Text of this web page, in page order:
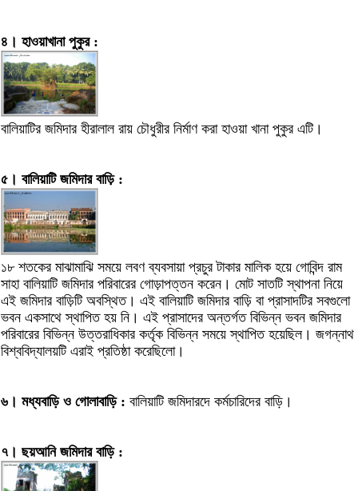
৪। হাওয়াখানা পুকুর :
বালিয়াটির জমিদার হীরালাল রায় চৌধুরীর নির্মাণ করা হাওয়া খানা পুকুর এটি।
৫। বালিয়াটি জমিদার বাড়ি :
১৮ শতকের মাঝামাঝি সময়ে লবণ ব্যবসায়া প্রচুর টাকার মালিক হয়ে গোবিন্দ রাম
সাহা বালিয়াটি জমিদার পরিবারের গোড়াপত্তন করেন। মোট সাতটি স্থাপনা নিয়ে
এই জমিদার বাড়িটি অবস্থিত। এই বালিয়াটি জমিদার বাড়ি বা প্রাসাদটির সবগুলো
ভবন একসাথে স্থাপিত হয় নি। এই প্রাসাদের অন্তর্গত বিভিন্ন ভবন জমিদার
পরিবারের বিভিন্ন উত্তরাধিকার কর্তৃক বিভিন্ন সময়ে স্থাপিত হয়েছিল। জগন্নাথ
বিশ্ববিদ্যালয়টি এরাই প্রতিষ্ঠা করেছিলো।
৬। মধ্যবাড়ি ও গোলাবাড়ি : বালিয়াটি জমিদারদে কর্মচারিদের বাড়ি।
৭। ছয়আনি জমিদার বাড়ি :